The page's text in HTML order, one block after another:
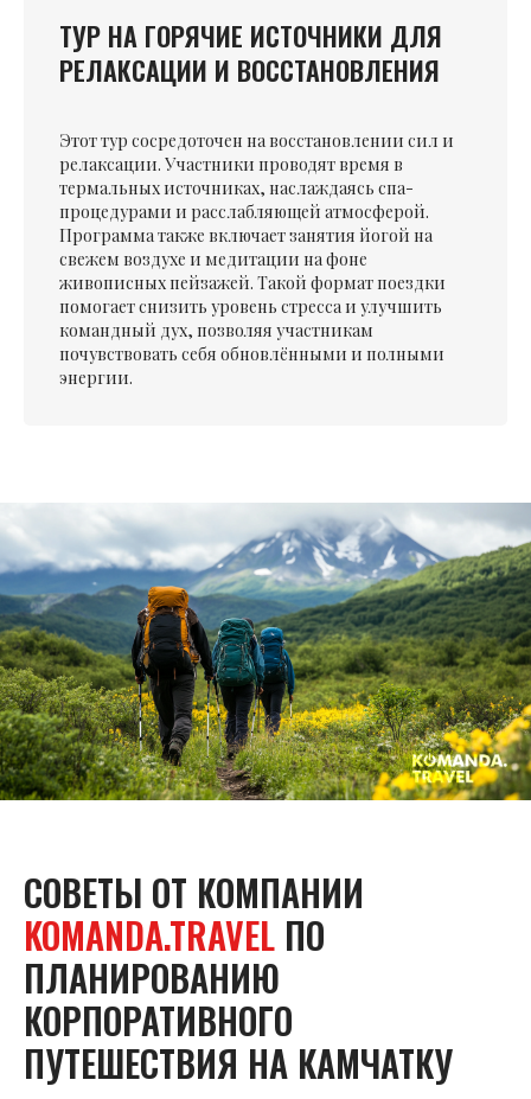
ТУР НА ГОРЯЧИЕ ИСТОЧНИКИ ДЛЯ
РЕЛАКСАЦИИ И ВОССТАНОВЛЕНИЯ
Этот тур сосредоточен на восстановлении сил и
релаксации. Участники проводят время в
термальных источниках, наслаждаясь спа-
процедурами и расслабляющей атмосферой.
Программа также включает занятия йогой на
свежем воздухе и медитации на фоне
живописных пейзажей. Такой формат поездки
помогает снизить уровень стресса и улучшить
командный дух, позволяя участникам
почувствовать себя обновлёнными и полными
энергии.
СОВЕТЫ ОТ КОМПАНИИ
KOMANDA.TRAVEL ПО
ПЛАНИРОВАНИЮ
КОРПОРАТИВНОГО
ПУТЕШЕСТВИЯ НА КАМЧАТКУ